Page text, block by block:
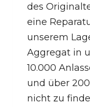
des
eine
unserem
Aggregat in
10.000
und über
nicht zu